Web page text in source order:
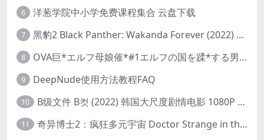
6 洋葱学院中小学免费课程集合 云盘下载
7 黑豹2 Black Panther: Wakanda Forever (2022) 高清版
8 OVA巨*エルフ母娘催*#1エルフの国を蹂*する男。汚された女王と姫
9 DeepNude使用方法教程FAQ
10 B级文件 B컷 (2022) 韩国大尺度剧情电影 1080P 中字
11 奇异博士2：疯狂多元宇宙 Doctor Strange in the Multiverse of Madness (2022) 高清版1080p